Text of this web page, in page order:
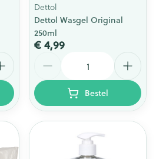
Dettol
Dettol Wasgel Original
250ml
€ 4,99
Bestel